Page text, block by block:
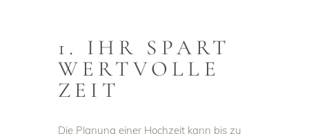
1. IHR SPART
WERTVOLLE
ZEIT
Die Planung einer Hochzeit kann bis zu